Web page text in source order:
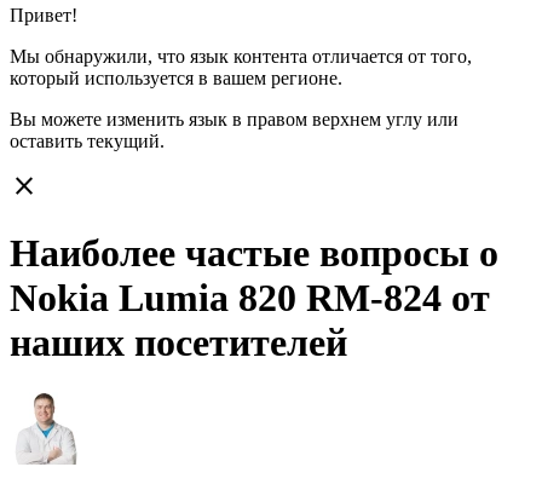
Привет!
Мы обнаружили, что язык контента отличается от того,
который используется в вашем регионе.
Вы можете изменить язык в правом верхнем углу или
оставить текущий.
close
Наиболее частые вопросы о
Nokia Lumia 820 RM-824 от
наших посетителей